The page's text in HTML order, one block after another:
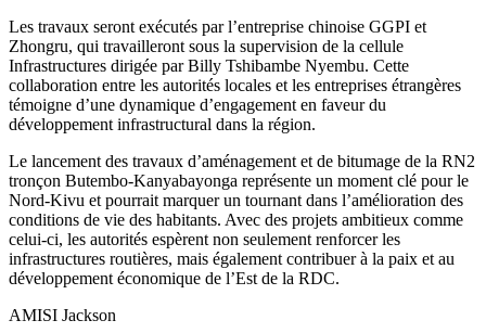
Les travaux seront exécutés par l’entreprise chinoise GGPI et
Zhongru, qui travailleront sous la supervision de la cellule
Infrastructures dirigée par Billy Tshibambe Nyembu. Cette
collaboration entre les autorités locales et les entreprises étrangères
témoigne d’une dynamique d’engagement en faveur du
développement infrastructural dans la région.
Le lancement des travaux d’aménagement et de bitumage de la RN2
tronçon Butembo-Kanyabayonga représente un moment clé pour le
Nord-Kivu et pourrait marquer un tournant dans l’amélioration des
conditions de vie des habitants. Avec des projets ambitieux comme
celui-ci, les autorités espèrent non seulement renforcer les
infrastructures routières, mais également contribuer à la paix et au
développement économique de l’Est de la RDC.
AMISI Jackson